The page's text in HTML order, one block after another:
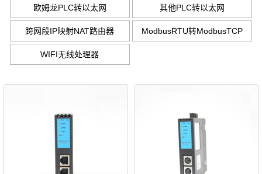
欧姆龙PLC转以太网 其他PLC转以太网
跨网段IP映射NAT路由器 ModbusRTU转ModbusTCP
WIFI无线处理器